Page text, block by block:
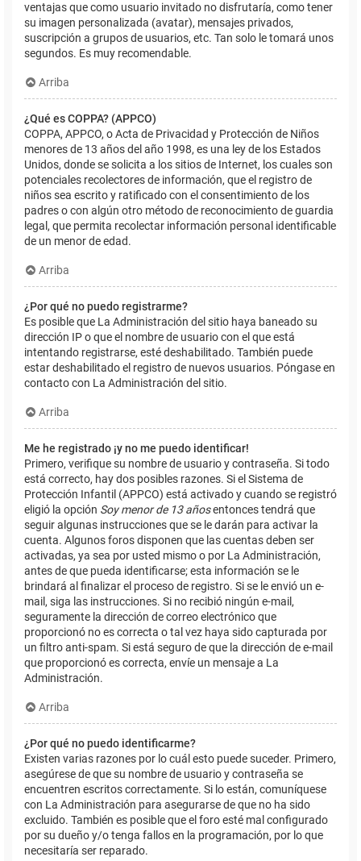
ventajas que como usuario invitado no disfrutaría, como tener
su imagen personalizada (avatar), mensajes privados,
suscripción a grupos de usuarios, etc. Tan solo le tomará unos
segundos. Es muy recomendable.
Arriba
¿Qué es COPPA? (APPCO)
COPPA, APPCO, o Acta de Privacidad y Protección de Niños
menores de 13 años del año 1998, es una ley de los Estados
Unidos, donde se solicita a los sitios de Internet, los cuales son
potenciales recolectores de información, que el registro de
niños sea escrito y ratificado con el consentimiento de los
padres o con algún otro método de reconocimiento de guardia
legal, que permita recolectar información personal identificable
de un menor de edad.
Arriba
¿Por qué no puedo registrarme?
Es posible que La Administración del sitio haya baneado su
dirección IP o que el nombre de usuario con el que está
intentando registrarse, esté deshabilitado. También puede
estar deshabilitado el registro de nuevos usuarios. Póngase en
contacto con La Administración del sitio.
Arriba
Me he registrado ¡y no me puedo identificar!
Primero, verifique su nombre de usuario y contraseña. Si todo
está correcto, hay dos posibles razones. Si el Sistema de
Protección Infantil (APPCO) está activado y cuando se registró
eligió la opción Soy menor de 13 añosentonces tendrá que
seguir algunas instrucciones que se le darán para activar la
cuenta. Algunos foros disponen que las cuentas deben ser
activadas, ya sea por usted mismo o por La Administración,
antes de que pueda identificarse; esta información se le
brindará al finalizar el proceso de registro. Si se le envió un e-
mail, siga las instrucciones. Si no recibió ningún e-mail,
seguramente la dirección de correo electrónico que
proporcionó no es correcta o tal vez haya sido capturada por
un filtro anti-spam. Si está seguro de que la dirección de e-mail
que proporcionó es correcta, envíe un mensaje a La
Administración.
Arriba
¿Por qué no puedo identificarme?
Existen varias razones por lo cuál esto puede suceder. Primero,
asegúrese de que su nombre de usuario y contraseña se
encuentren escritos correctamente. Si lo están, comuníquese
con La Administración para asegurarse de que no ha sido
excluido. También es posible que el foro esté mal configurado
por su dueño y/o tenga fallos en la programación, por lo que
necesitaría ser reparado.